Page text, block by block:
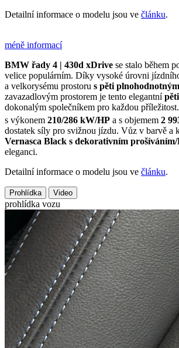
Detailní informace o modelu jsou ve článku.
méně informací
BMW řady 4 | 430d xDrive se stalo během
velice populárním. Díky vysoké úrovni
a velkorysému prostoru s pěti
zavazadlovým prostorem je tento elegantní
dokonalým společníkem pro každou
s výkonem 210/286 kW/HP a s objemem 2
dostatek síly pro svižnou jízdu. Vůz v barvě a
Vernasca Black s dekorativním
eleganci.
Detailní informace o modelu jsou ve článku.
Prohlídka Video
prohlídka vozu